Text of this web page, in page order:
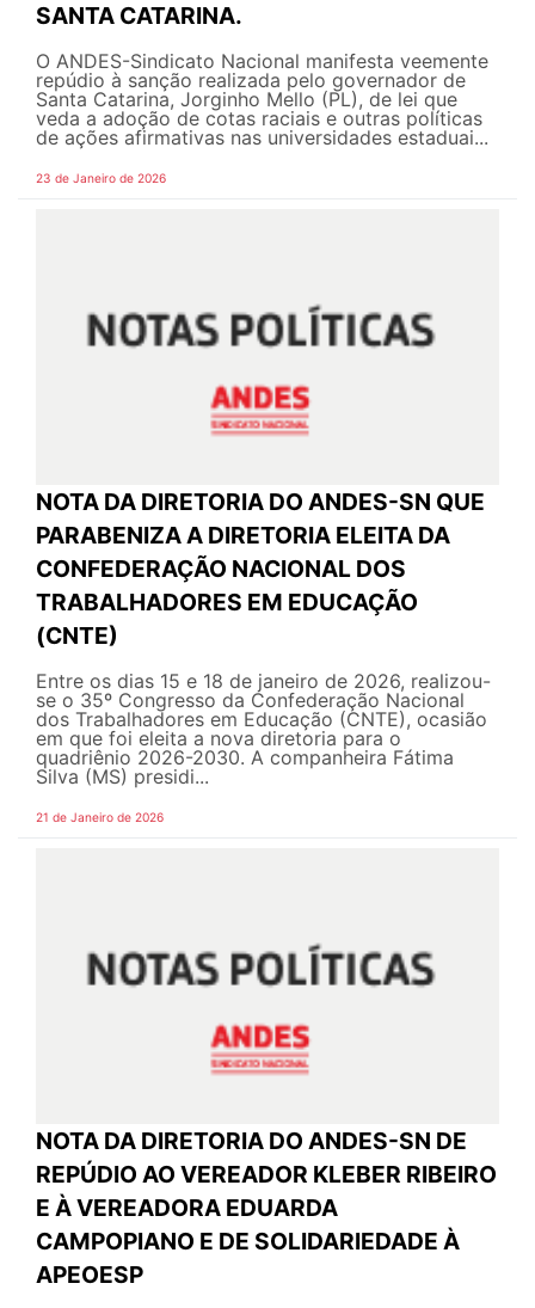
SANTA CATARINA.
O ANDES-Sindicato Nacional manifesta veemente
repúdio à sanção realizada pelo governador de
Santa Catarina, Jorginho Mello (PL), de lei que
veda a adoção de cotas raciais e outras políticas
de ações afirmativas nas universidades estaduai...
23 de Janeiro de 2026
NOTA DA DIRETORIA DO ANDES-SN QUE
PARABENIZA A DIRETORIA ELEITA DA
CONFEDERAÇÃO NACIONAL DOS
TRABALHADORES EM EDUCAÇÃO
(CNTE)
Entre os dias 15 e 18 de janeiro de 2026, realizou-
se o 35º Congresso da Confederação Nacional
dos Trabalhadores em Educação (CNTE), ocasião
em que foi eleita a nova diretoria para o
quadriênio 2026-2030. A companheira Fátima
Silva (MS) presidi...
21 de Janeiro de 2026
NOTA DA DIRETORIA DO ANDES-SN DE
REPÚDIO AO VEREADOR KLEBER RIBEIRO
E À VEREADORA EDUARDA
CAMPOPIANO E DE SOLIDARIEDADE À
APEOESP